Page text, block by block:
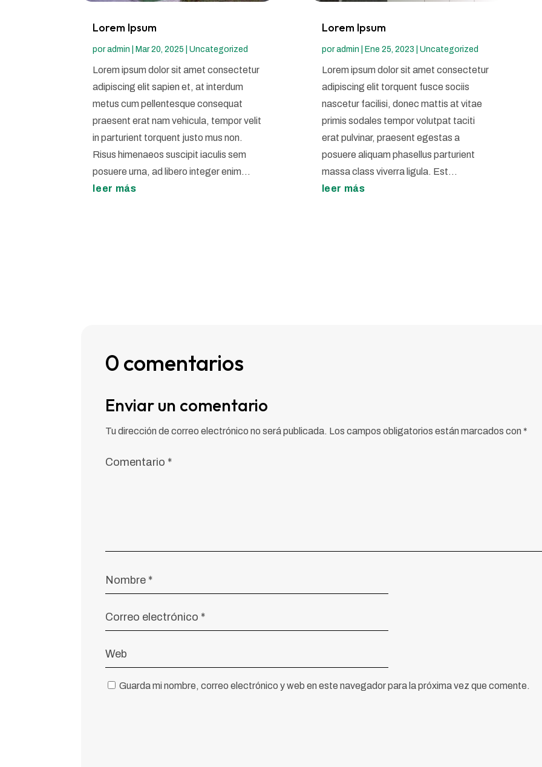
Lorem Ipsum
poradmin Mar 20, 2025 |Uncategorized
Lorem ipsum dolor sit amet consectetur
adipiscing elit sapien et, at interdum
metus cum pellentesque consequat
praesent erat nam vehicula, tempor velit
in parturient torquent justo mus non.
Risus himenaeos suscipit iaculis sem
posuere urna, ad libero integer enim...
leer más
Lorem Ipsum
poradmin Ene 25, 2023 Uncategorized
Lorem ipsum dolor sit amet consectetur
adipiscing elit torquent fusce sociis
nascetur facilisi, donec mattis at vitae
primis sodales tempor volutpat taciti
erat pulvinar, praesent egestas a
posuere aliquam phasellus parturient
massa class viverra ligula. Est...
leer más
0 comentarios
Enviar un comentario
Tu dirección de correo electrónico no será publicada. Los campos obligatorios están marcados con *
Guarda mi nombre, correo electrónico y web en este navegador para la próxima vez que comente.